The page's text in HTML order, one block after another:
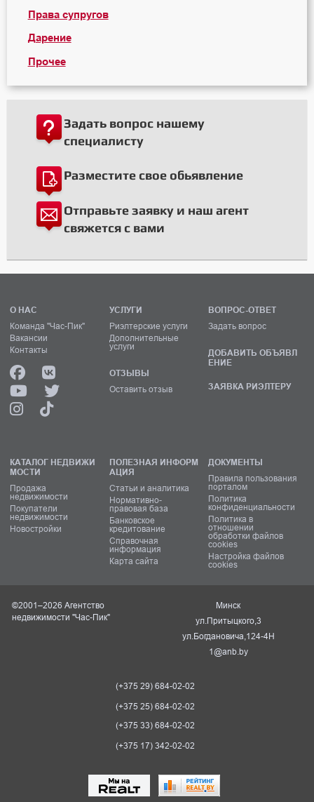
Права супругов
Дарение
Прочее
Задать вопрос нашему
специалисту
Разместите свое обьявление
Отправьте заявку и наш агент
свяжется с вами
О НАС
Команда "Час-Пик"
Вакансии
Контакты
УСЛУГИ
Риэлтерские услуги
Дополнительные
услуги
ОТЗЫВЫ
Оставить отзыв
ВОПРОС-ОТВЕТ
Задать вопрос
ДОБАВИТЬ ОБЪЯВЛ
ЕНИЕ
ЗАЯВКА РИЭЛТЕРУ
КАТАЛОГ НЕДВИЖИ
МОСТИ
Продажа
недвижимости
Покупатели
недвижимости
Новостройки
ПОЛЕЗНАЯ ИНФОРМ
АЦИЯ
Статьи и аналитика
Нормативно-
правовая база
Банковское
кредитование
Справочная
информация
Карта сайта
ДОКУМЕНТЫ
Правила пользования
порталом
Политика
конфиденциальности
Политика в
отношении
обработки файлов
cookies
Настройка файлов
cookies
©2001–2026 Агентство
недвижимости "Час-Пик"
Минск
ул.Притыцкого,3
ул.Богдановича,124-4Н
1@anb.by
(+375 29) 684-02-02
(+375 25) 684-02-02
(+375 33) 684-02-02
(+375 17) 342-02-02